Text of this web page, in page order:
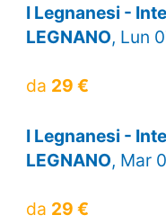
I Legnanesi -
LEGNANO, Lun
da 29 €
I Legnanesi -
LEGNANO, Mar
da 29 €